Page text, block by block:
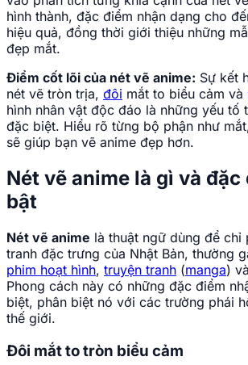
hình thành, đặc điểm nhận dạng cho
hiệu quả, đồng thời giới thiệu những
đẹp mắt.
Điểm cốt lõi của nét vẽ anime: Sự kết
nét vẽ tròn trịa, đôi mắt to biểu cảm và
hình nhân vật độc đáo là những yếu tố
đặc biệt. Hiểu rõ từng bộ phận như
sẽ giúp bạn vẽ anime đẹp hơn.
Nét vẽ anime là gì và đặc
bật
Nét vẽ anime là thuật ngữ dùng để chỉ
tranh đặc trưng của Nhật Bản, thường
phim hoạt hình, truyện tranh (manga)
Phong cách này có những đặc điểm
biệt, phân biệt nó với các trường phái
thế giới.
Đôi mắt to tròn biểu cảm